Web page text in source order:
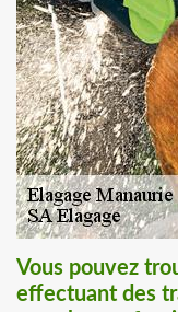
Vous pouvez
effectuant des